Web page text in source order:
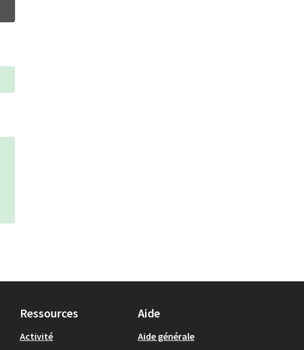
Ressources
Activité
Aide
Aide générale